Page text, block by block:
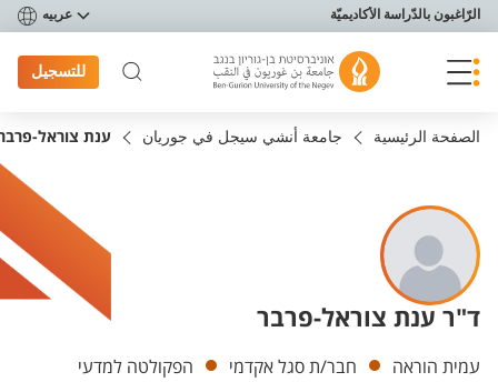
תפריט נגישות
الرّاغبون بالدّراسة الأكاديميّة عربيه
للتسجيل
الصفحة الرئيسية جامعة أنشي سيجل في جوريان ענת צוראל-
ד"ר ענת צוראל-פרבר
Departments
עמית הוראה חבר/ת סגל אקדמי
הפקולטה למדעי